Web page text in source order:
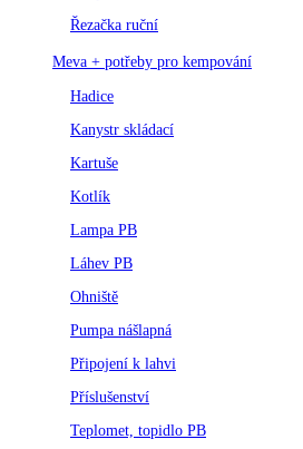
Řezačka ruční
Meva + potřeby pro kempování
Hadice
Kanystr skládací
Kartuše
Kotlík
Lampa PB
Láhev PB
Ohniště
Pumpa nášlapná
Připojení k lahvi
Příslušenství
Teplomet, topidlo PB